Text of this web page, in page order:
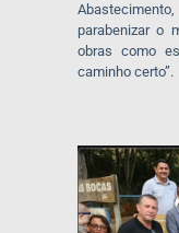
parabenizar o
obras como
caminho certo”.